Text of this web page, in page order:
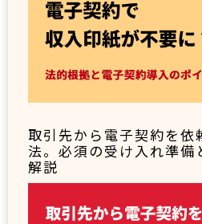
取引先から電子契約を依
法。必須の受け入れ準備
解説